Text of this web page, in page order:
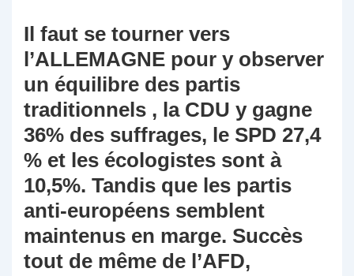
Il faut se tourner vers
l’ALLEMAGNE pour y observer
un équilibre des partis
traditionnels , la CDU y gagne
36% des suffrages, le SPD 27,4
% et les écologistes sont à
10,5%. Tandis que les partis
anti-européens semblent
maintenus en marge. Succès
tout de même de l’AFD,